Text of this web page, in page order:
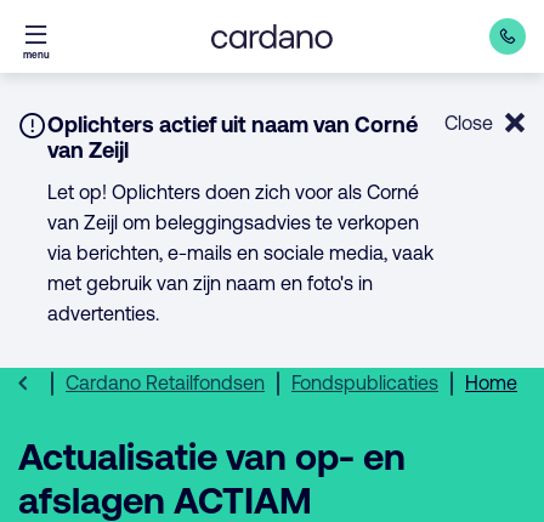
Direct
naar
menu
Notice:
Oplichters actief uit naam van Corné
van Zeijl
Let op! Oplichters doen zich voor als Corné
van Zeijl om beleggingsadvies te verkopen
via berichten, e-mails en sociale media, vaak
met gebruik van zijn naam en foto's in
advertenties.
Close
Home
Fondspublicaties
Cardano Retailfondsen
Actualisatie van op- en
afslagen ACTIAM